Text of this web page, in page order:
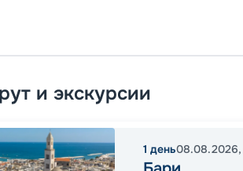
и экскурсии
1 день08.08.2026,